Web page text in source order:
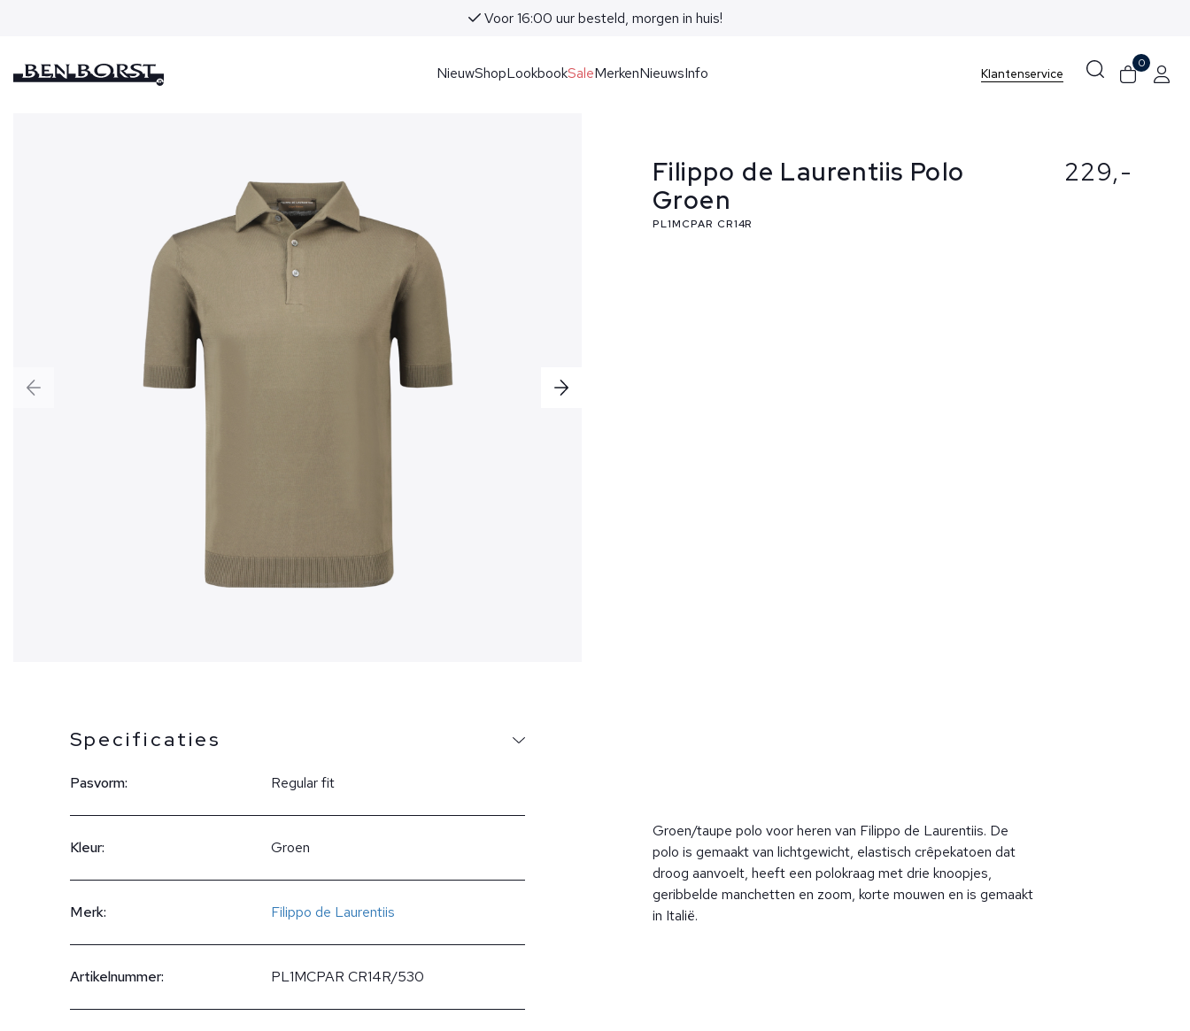
Voor 16:00 uur besteld, morgen in huis!
NieuwShopLookbookSaleMerkenNieuwsInfo Klantenservice
0
Specificaties
Pasvorm: Regular fit
Kleur: Groen
Merk: Filippo de Laurentiis
Artikelnummer: PL1MCPAR CR14R/530
Filippo de Laurentiis Polo
Groen
PL1MCPAR CR14R
Groen/taupe polo voor heren van Filippo de Laurentiis. De
polo is gemaakt van lichtgewicht, elastisch crêpekatoen dat
droog aanvoelt, heeft een polokraag met drie knoopjes,
geribbelde manchetten en zoom, korte mouwen en is gemaakt
in Italië.
229,-